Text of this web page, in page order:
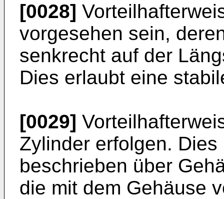
[0028]
vorgesehen sein,
senkrecht auf der
Dies erlaubt eine
[0029]
Zylinder erfolgen.
beschrieben über
die mit dem Gehäuse